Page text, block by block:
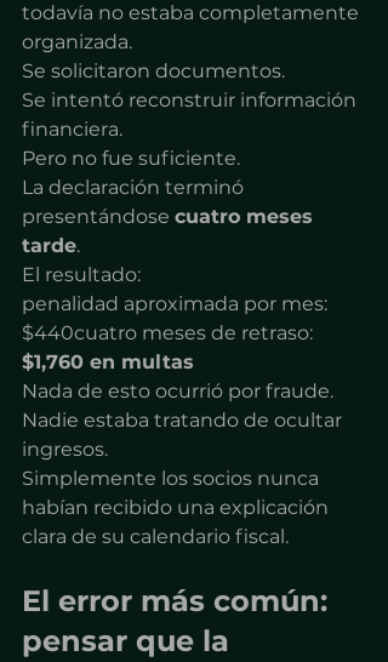
todavía no estaba completamente
organizada.
Se solicitaron documentos.
Se intentó reconstruir información
financiera.
Pero no fue suficiente.
La declaración terminó
presentándose cuatro meses
tarde.
El resultado:
penalidad aproximada por mes:
$440cuatro meses de retraso:
$1,760 en multas
Nada de esto ocurrió por fraude.
Nadie estaba tratando de ocultar
ingresos.
Simplemente los socios nunca
habían recibido una explicación
clara de su calendario fiscal.
El error más común:
pensar que la